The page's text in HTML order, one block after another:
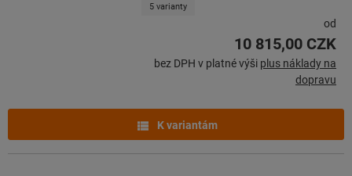
5 varianty
od
10 815,00 CZK
bez DPH v platné výši plus náklady na
dopravu
K variantám